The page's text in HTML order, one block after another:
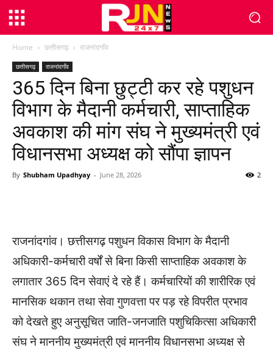
Home छत्तीसगढ़ राजनांदगाँव
छत्तीसगढ़ राजनांदगाँव
365 दिन बिना छुट्टी कर रहे पशुधन
विभाग के मैदानी कर्मचारी, साप्ताहिक
अवकाश की मांग संघ ने मुख्यमंत्री एवं
विधानसभा अध्यक्ष को सौंपा ज्ञापन
By Shubham Upadhyay - June 28, 2026 2
राजनांदगांव। छत्तीसगढ़ पशुधन विकास विभाग के मैदानी
अधिकारी-कर्मचारी वर्षों से बिना किसी साप्ताहिक अवकाश के
लगातार 365 दिन सेवाएं दे रहे हैं। कर्मचारियों की शारीरिक एवं
मानसिक थकान तथा सेवा गुणवत्ता पर पड़ रहे विपरीत प्रभाव
को देखते हुए अनुसूचित जाति-जनजाति पशुचिकित्सा अधिकारी
संघ ने माननीय मुख्यमंत्री एवं माननीय विधानसभा अध्यक्ष से